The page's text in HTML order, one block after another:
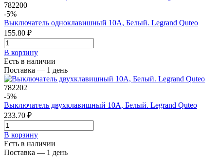
782200
-5%
Выключатель одноклавишный 10A, Белый. Legrand Quteo
155.80 ₽
В корзинy
Есть в наличии
Поставка — 1 день
782202
-5%
Выключатель двухклавишный 10A, Белый. Legrand Quteo
233.70 ₽
В корзинy
Есть в наличии
Поставка — 1 день